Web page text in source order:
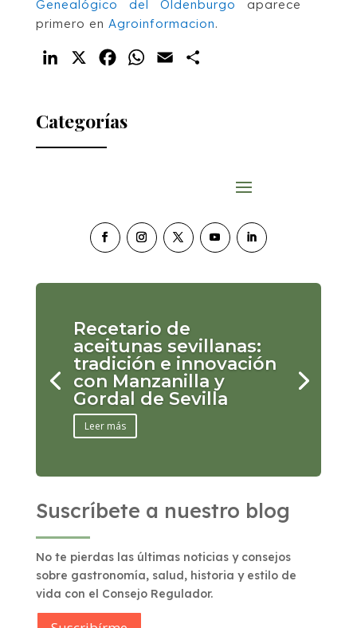
Genealógico del Oldenburgo
aparece
primero en Agroinformacion.
LinkedIn FacebookWhatsApp
Email
Categorías
Recetario de
aceitunas sevillanas:
tradición e innovación
con Manzanilla y
Gordal de Sevilla
Leer más
Suscríbete a nuestro blog
No te pierdas las últimas noticias y consejos
sobre gastronomía, salud, historia y estilo de
vida con el Consejo Regulador.